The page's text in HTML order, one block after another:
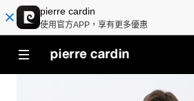
pierre cardin
使用官方APP，享有更多優惠